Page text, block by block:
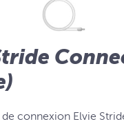
connexion Elvie